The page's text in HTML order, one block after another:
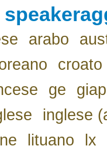
arabo
croato
ge
inglese
lituano lx